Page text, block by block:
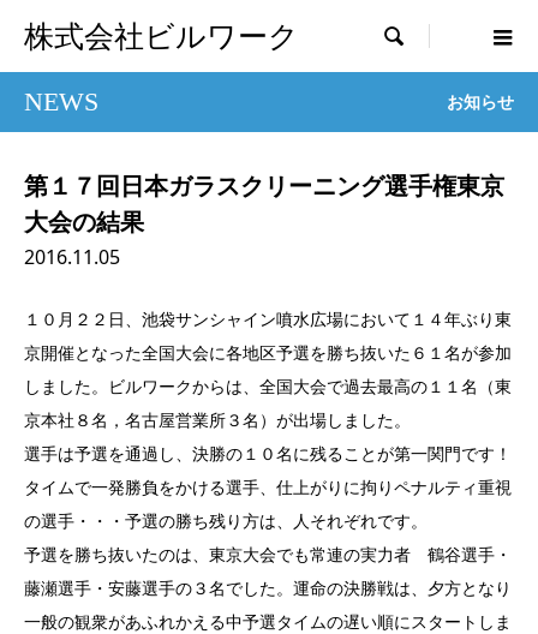
株式会社ビルワーク 
NEWS お知らせ
第１７回日本ガラスクリーニング選手権東京
大会の結果
2016.11.05
１０月２２日、池袋サンシャイン噴水広場において１４年ぶり東
京開催となった全国大会に各地区予選を勝ち抜いた６１名が参加
しました。ビルワークからは、全国大会で過去最高の１１名（東
京本社８名，名古屋営業所３名）が出場しました。
選手は予選を通過し、決勝の１０名に残ることが第一関門です！
タイムで一発勝負をかける選手、仕上がりに拘りペナルティ重視
の選手・・・予選の勝ち残り方は、人それぞれです。
予選を勝ち抜いたのは、東京大会でも常連の実力者 鶴谷選手・
藤瀬選手・安藤選手の３名でした。運命の決勝戦は、夕方となり
一般の観衆があふれかえる中予選タイムの遅い順にスタートしま